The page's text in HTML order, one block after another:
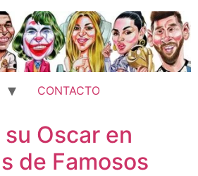
CONTACTO
Oscar en
de Famosos